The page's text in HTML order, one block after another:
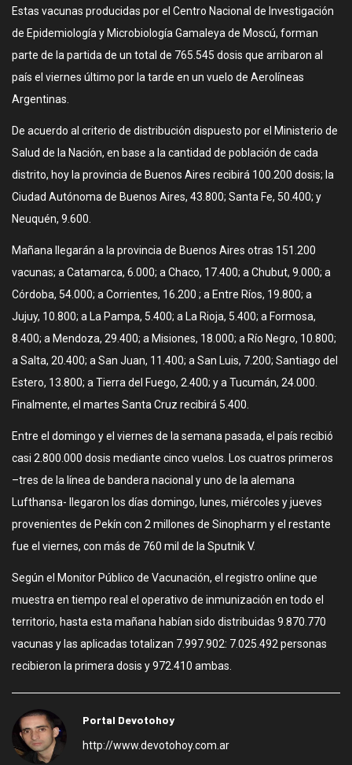
Estas vacunas producidas por el Centro Nacional de Investigación
de Epidemiología y Microbiología Gamaleya de Moscú, forman
parte de la partida de un total de 765.545 dosis que arribaron al
país el viernes último por la tarde en un vuelo de Aerolíneas
Argentinas.
De acuerdo al criterio de distribución dispuesto por el Ministerio de
Salud de la Nación, en base a la cantidad de población de cada
distrito, hoy la provincia de Buenos Aires recibirá 100.200 dosis; la
Ciudad Autónoma de Buenos Aires, 43.800; Santa Fe, 50.400; y
Neuquén, 9.600.
Mañana llegarán a la provincia de Buenos Aires otras 151.200
vacunas; a Catamarca, 6.000; a Chaco, 17.400; a Chubut, 9.000; a
Córdoba, 54.000; a Corrientes, 16.200 ; a Entre Ríos, 19.800; a
Jujuy, 10.800; a La Pampa, 5.400; a La Rioja, 5.400; a Formosa,
8.400; a Mendoza, 29.400; a Misiones, 18.000; a Río Negro, 10.800;
a Salta, 20.400; a San Juan, 11.400; a San Luis, 7.200; Santiago del
Estero, 13.800; a Tierra del Fuego, 2.400; y a Tucumán, 24.000.
Finalmente, el martes Santa Cruz recibirá 5.400.
Entre el domingo y el viernes de la semana pasada, el país recibió
casi 2.800.000 dosis mediante cinco vuelos. Los cuatros primeros
–tres de la línea de bandera nacional y uno de la alemana
Lufthansa- llegaron los días domingo, lunes, miércoles y jueves
provenientes de Pekín con 2 millones de Sinopharm y el restante
fue el viernes, con más de 760 mil de la Sputnik V.
Según el Monitor Público de Vacunación, el registro online que
muestra en tiempo real el operativo de inmunización en todo el
territorio, hasta esta mañana habían sido distribuidas 9.870.770
vacunas y las aplicadas totalizan 7.997.902: 7.025.492 personas
recibieron la primera dosis y 972.410 ambas.
Portal Devotohoy
http://www.devotohoy.com.ar